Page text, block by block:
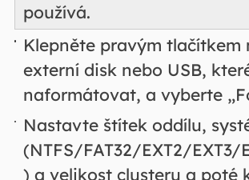
používá.
Klepněte pravým tlačítkem
externí disk nebo USB,
naformátovat, a vyberte
Nastavte štítek oddílu,
(NTFS/FAT32/EXT2/EXT3/
) a velikost clusteru a poté